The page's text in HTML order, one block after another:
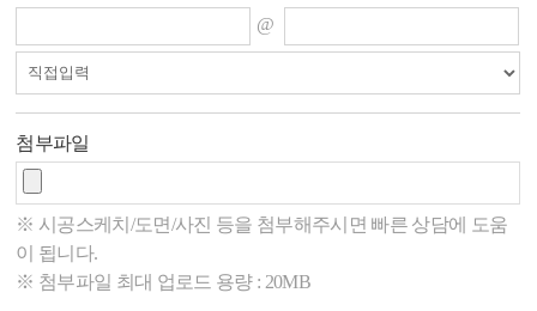
@
첨부파일
※ 시공스케치/도면/사진 등을 첨부해주시면 빠른 상담에 도움
이 됩니다.
※ 첨부파일 최대 업로드 용량 : 20MB